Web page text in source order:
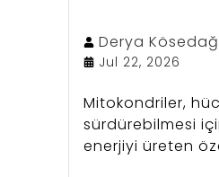
Derya Kösedağ
Jul 22, 2026
Mitokondriler,
sürdürebilmesi
enerjiyi üreten